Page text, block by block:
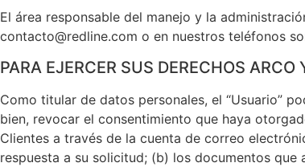
El área responsable del manejo y la
contacto@redline.com o en nuestros teléfonos
PARA EJERCER SUS DERECHOS
Como titular de datos personales, el “Usuario”
bien, revocar el consentimiento que haya
Clientes a través de la cuenta de correo
respuesta a su solicitud; (b) los documentos